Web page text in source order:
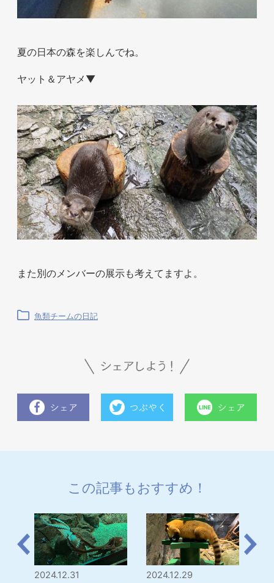
夏の日本の森を楽しんでね。
ヤット＆アヤメ▼
また別のメンバーの展示も考えてますよ。
魚類チームの日記
この記事もおすすめ！
2024.12.31 2024.12.29